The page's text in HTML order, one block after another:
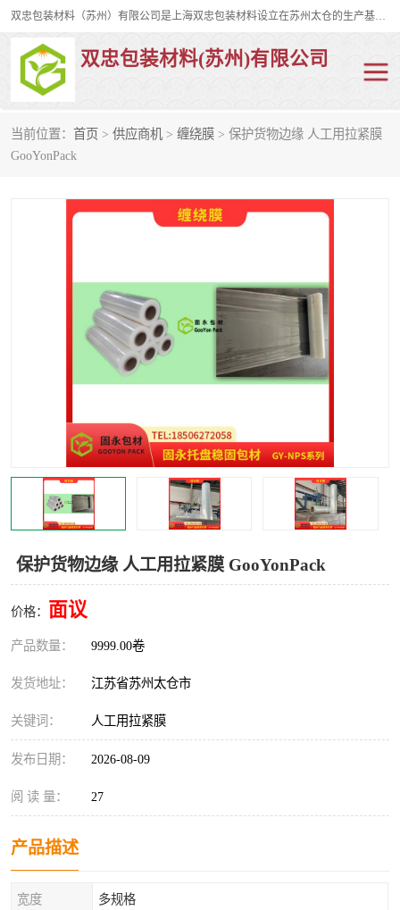
双忠包装材料（苏州）有限公司是上海双忠包装材料设立在苏州太仓的生产基地，占地约2万平米，产品主要有打孔缠绕膜，拉伸蜂窝纸，集装箱充气袋，滑托板，打包带，裹包网兜，防滑纸等箱体和托盘的运输和保护性包材。固永包材®，GooYon Pack®，是我们保护性包装材料的专属品牌。
双忠包装材料(苏州)有限公司
当前位置： 首页 > 供应商机 > 缠绕膜 > 保护货物边缘 人工用拉紧膜
GooYonPack
保护货物边缘 人工用拉紧膜 GooYonPack
价格： 面议
产品数量： 9999.00卷
发货地址： 江苏省苏州太仓市
关键词： 人工用拉紧膜
发布日期： 2026-08-09
阅 读 量： 27
产品描述
宽度 多规格
打孔缠绕膜
裹包网兜 纤维打包带
缠绕膜
托盘裹包网兜